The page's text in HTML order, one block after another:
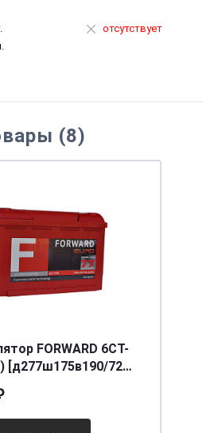
отсутствует
(8)
FORWARD 6СТ-
[д277ш175в190/720]